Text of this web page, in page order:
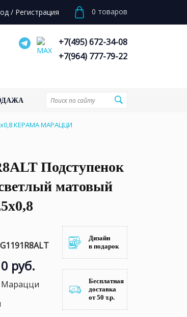
/ Регистрация 0 товаров
+7(495) 672-34-08
+7(964) 777-79-22
КЕРАМА МАРАЦЦИ
Подступенок
матовый
руб.
Марацци
Дизайн
в подарок
Бесплатная
доставка
от 50 т.р.